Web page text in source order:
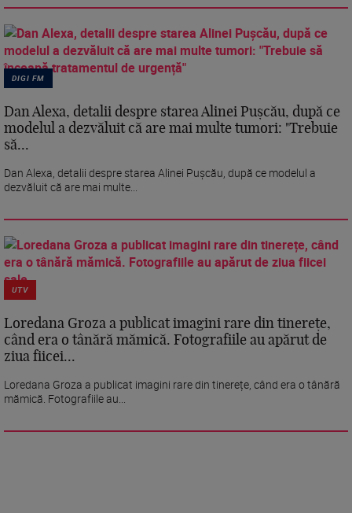
DIGI FM
Dan Alexa, detalii despre starea Alinei Pușcău, după ce
modelul a dezvăluit că are mai multe tumori: "Trebuie
să...
Dan Alexa, detalii despre starea Alinei Pușcău, după ce modelul a
dezvăluit că are mai multe...
UTV
Loredana Groza a publicat imagini rare din tinerețe,
când era o tânără mămică. Fotografiile au apărut de
ziua fiicei...
Loredana Groza a publicat imagini rare din tinerețe, când era o tânără
mămică. Fotografiile au...